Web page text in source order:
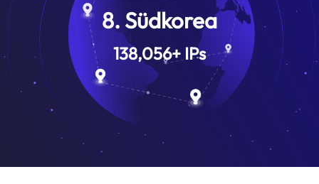
8. Südkorea
138,056+ IPs